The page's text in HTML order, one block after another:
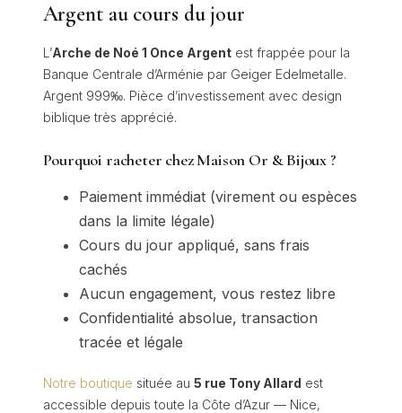
Argent au cours du jour
L’Arche de Noé 1 Once Argentest frappée pour la
Banque Centrale d’Arménie par Geiger Edelmetalle.
Argent 999‰. Pièce d’investissement avec design
biblique très apprécié.
Pourquoi racheter chez Maison Or & Bijoux ?
Paiement immédiat (virement ou espèces
dans la limite légale)
Cours du jour appliqué, sans frais
cachés
Aucun engagement, vous restez libre
Confidentialité absolue, transaction
tracée et légale
Notre boutique située au 5 rue Tony Allard est
accessible depuis toute la Côte d’Azur — Nice,